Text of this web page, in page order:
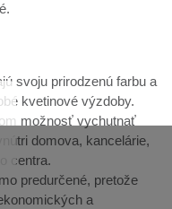
svoju prirodzenú farbu a
kvetinové výzdoby.
možnosť vychutnať
domova, kancelárie,
centra.
predurčené, pretože
a